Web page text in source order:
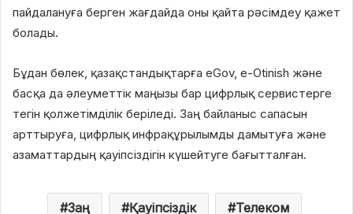
пайдалануға берген жағдайда оны қайта рәсімдеу қажет
болады.
Бұдан бөлек, қазақстандықтарға eGov, e-Otinish және
басқа да әлеуметтік маңызы бар цифрлық сервистерге
тегін қолжетімділік беріледі. Заң байланыс сапасын
арттыруға, цифрлық инфрақұрылымды дамытуға және
азаматтардың қауіпсіздігін күшейтуге бағытталған.
Заң Қауіпсіздік Телеком